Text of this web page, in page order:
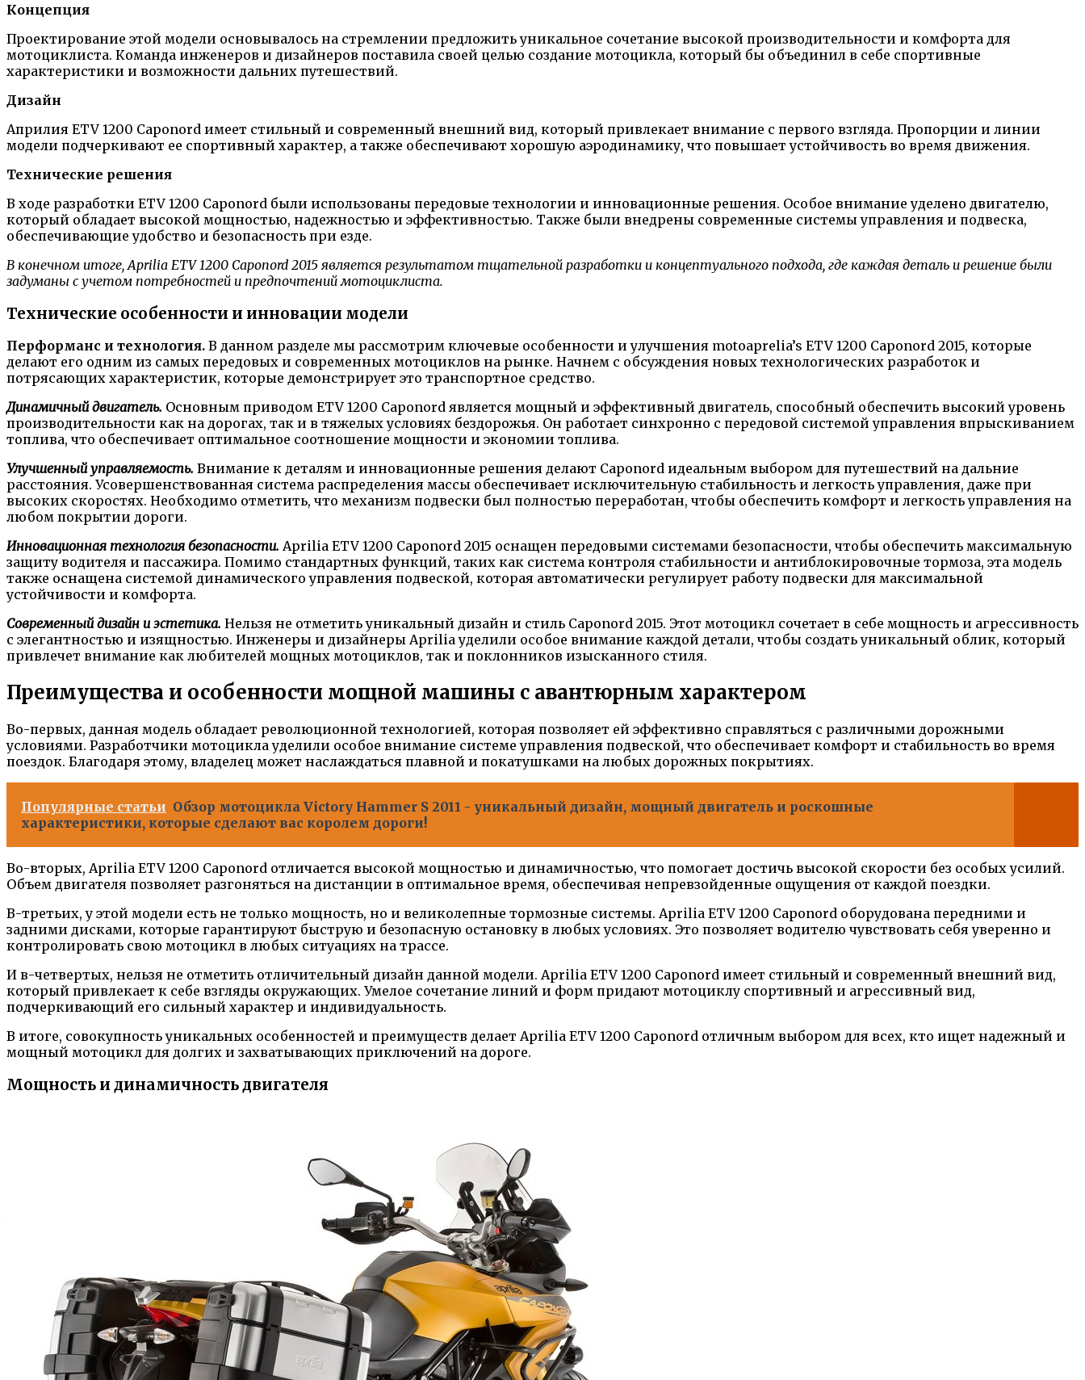
Концепция
Проектирование этой модели основывалось на стремлении предложить уникальное сочетание высокой производительности и комфорта для
мотоциклиста. Команда инженеров и дизайнеров поставила своей целью создание мотоцикла, который бы объединил в себе спортивные
характеристики и возможности дальних путешествий.
Дизайн
Априлия ETV 1200 Caponord имеет стильный и современный внешний вид, который привлекает внимание с первого взгляда. Пропорции и линии
модели подчеркивают ее спортивный характер, а также обеспечивают хорошую аэродинамику, что повышает устойчивость во время движения.
Технические решения
В ходе разработки ETV 1200 Caponord были использованы передовые технологии и инновационные решения. Особое внимание уделено двигателю,
который обладает высокой мощностью, надежностью и эффективностью. Также были внедрены современные системы управления и подвеска,
обеспечивающие удобство и безопасность при езде.
В конечном итоге, Aprilia ETV 1200 Caponord 2015 является результатом тщательной разработки и концептуального подхода, где каждая деталь и решение были
задуманы с учетом потребностей и предпочтений мотоциклиста.
Технические особенности и инновации модели
Перформанс и технология. В данном разделе мы рассмотрим ключевые особенности и улучшения motoaprelia’s ETV 1200 Caponord 2015, которые
делают его одним из самых передовых и современных мотоциклов на рынке. Начнем с обсуждения новых технологических разработок и
потрясающих характеристик, которые демонстрирует это транспортное средство.
Динамичный двигатель. Основным приводом ETV 1200 Caponord является мощный и эффективный двигатель, способный обеспечить высокий уровень
производительности как на дорогах, так и в тяжелых условиях бездорожья. Он работает синхронно с передовой системой управления впрыскиванием
топлива, что обеспечивает оптимальное соотношение мощности и экономии топлива.
Улучшенный управляемость. Внимание к деталям и инновационные решения делают Caponord идеальным выбором для путешествий на дальние
расстояния. Усовершенствованная система распределения массы обеспечивает исключительную стабильность и легкость управления, даже при
высоких скоростях. Необходимо отметить, что механизм подвески был полностью переработан, чтобы обеспечить комфорт и легкость управления на
любом покрытии дороги.
Инновационная технология безопасности. Aprilia ETV 1200 Caponord 2015 оснащен передовыми системами безопасности, чтобы обеспечить максимальную
защиту водителя и пассажира. Помимо стандартных функций, таких как система контроля стабильности и антиблокировочные тормоза, эта модель
также оснащена системой динамического управления подвеской, которая автоматически регулирует работу подвески для максимальной
устойчивости и комфорта.
Современный дизайн и эстетика. Нельзя не отметить уникальный дизайн и стиль Caponord 2015. Этот мотоцикл сочетает в себе мощность и агрессивность
с элегантностью и изящностью. Инженеры и дизайнеры Aprilia уделили особое внимание каждой детали, чтобы создать уникальный облик, который
привлечет внимание как любителей мощных мотоциклов, так и поклонников изысканного стиля.
Преимущества и особенности мощной машины с авантюрным характером
Во-первых, данная модель обладает революционной технологией, которая позволяет ей эффективно справляться с различными дорожными
условиями. Разработчики мотоцикла уделили особое внимание системе управления подвеской, что обеспечивает комфорт и стабильность во время
поездок. Благодаря этому, владелец может наслаждаться плавной и покатушками на любых дорожных покрытиях.
Популярные статьи Обзор мотоцикла Victory Hammer S 2011 - уникальный дизайн, мощный двигатель и роскошные
характеристики, которые сделают вас королем дороги!
Во-вторых, Aprilia ETV 1200 Caponord отличается высокой мощностью и динамичностью, что помогает достичь высокой скорости без особых усилий.
Объем двигателя позволяет разгоняться на дистанции в оптимальное время, обеспечивая непревзойденные ощущения от каждой поездки.
В-третьих, у этой модели есть не только мощность, но и великолепные тормозные системы. Aprilia ETV 1200 Caponord оборудована передними и
задними дисками, которые гарантируют быструю и безопасную остановку в любых условиях. Это позволяет водителю чувствовать себя уверенно и
контролировать свою мотоцикл в любых ситуациях на трассе.
И в-четвертых, нельзя не отметить отличительный дизайн данной модели. Aprilia ETV 1200 Caponord имеет стильный и современный внешний вид,
который привлекает к себе взгляды окружающих. Умелое сочетание линий и форм придают мотоциклу спортивный и агрессивный вид,
подчеркивающий его сильный характер и индивидуальность.
В итоге, совокупность уникальных особенностей и преимуществ делает Aprilia ETV 1200 Caponord отличным выбором для всех, кто ищет надежный и
мощный мотоцикл для долгих и захватывающих приключений на дороге.
Мощность и динамичность двигателя